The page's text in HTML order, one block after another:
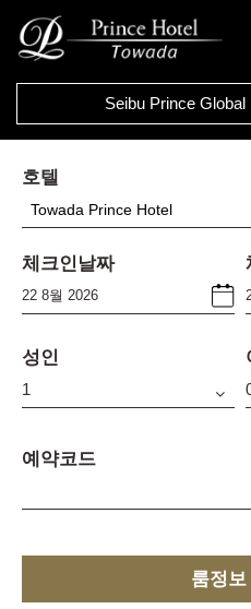
Seibu Prince Global
호텔
Towada Prince Hotel
체크인날짜
성인
예약코드
룸정보